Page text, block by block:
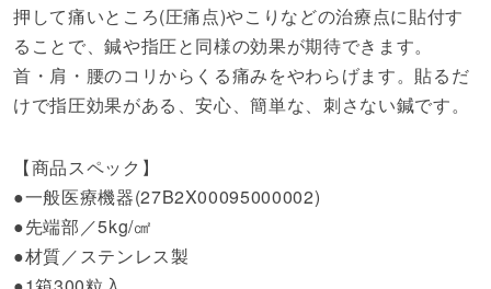
押して痛いところ(圧痛点)やこりなどの治療点に貼付す
ることで、鍼や指圧と同様の効果が期待できます。
首・肩・腰のコリからくる痛みをやわらげます。貼るだ
けで指圧効果がある、安心、簡単な、刺さない鍼です。
【商品スペック】
●一般医療機器(27B2X00095000002)
●先端部／5kg/㎠
●材質／ステンレス製